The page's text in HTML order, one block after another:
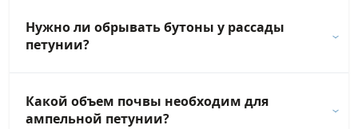
Нужно ли обрывать бутоны у рассады
петунии?
Какой объем почвы необходим для
ампельной петунии?